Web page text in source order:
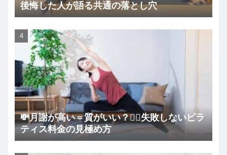
後悔した人が語る共通の落とし穴
💸月謝が高い＝質がいい？🧘‍♀️失敗しないピラ
ティス料金の見極め方